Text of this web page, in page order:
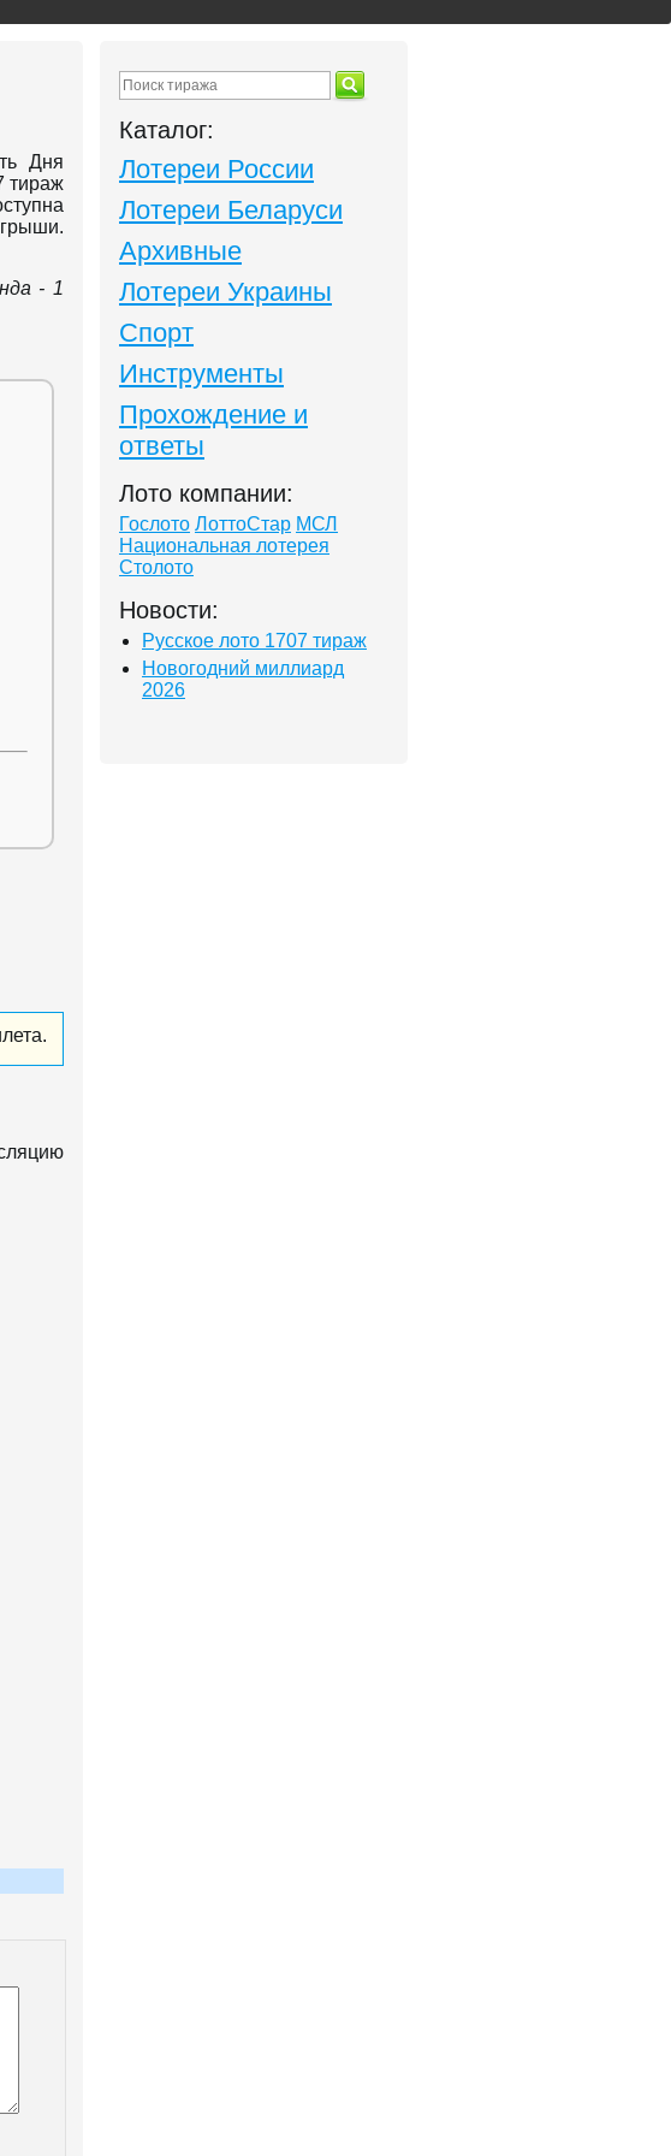
Дня
тираж
- 1
Каталог:
Лотереи России
Лотереи Беларуси
Архивные
Лотереи Украины
Спорт
Инструменты
Прохождение и
ответы
Лото компании:
Гослото ЛоттоСтар МСЛ
Национальная лотерея
Столото
Новости:
Русское лото 1707 тираж
Новогодний миллиард
2026